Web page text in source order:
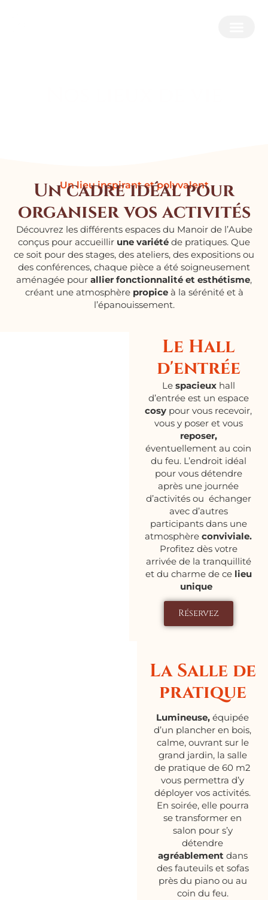
Un lieu inspirant et polyvalent
Un cadre idéal pour
organiser vos activités
Découvrez les différents espaces du Manoir de l’Aube
conçus pour accueillir une variété de pratiques. Que
ce soit pour des stages, des ateliers, des expositions ou
des conférences, chaque pièce a été soigneusement
aménagée pour allier fonctionnalité et esthétisme,
créant une atmosphère propiceà la sérénité et à
l’épanouissement.
Le Hall
d'entrée
Le spacieuxhall
d’entrée est un espace
cosy pour vous recevoir,
vous y poser et vous
reposer,
éventuellement au coin
du feu. L’endroit idéal
pour vous détendre
après une journée
d’activités ou échanger
avec d’autres
participants dans une
atmosphèreconviviale.
Profitez dès votre
arrivée de la tranquillité
et du charme de ce lieu
unique
Réservez
La Salle de
pratique
Lumineuse, équipée
d’un plancher en bois,
calme, ouvrant sur le
grand jardin, la salle
de pratique de 60 m2
vous permettra d’y
déployer vos activités.
En soirée, elle pourra
se transformer en
salon pour s’y
détendre
agréablementdans
des fauteuils et sofas
près du piano ou au
coin du feu.